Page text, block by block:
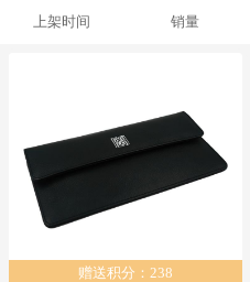
上架时间 销量
赠送积分：238